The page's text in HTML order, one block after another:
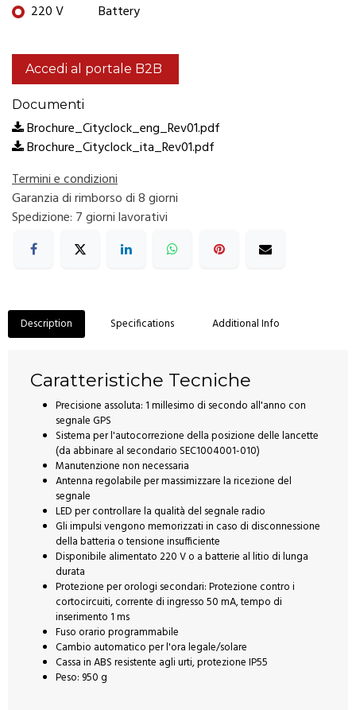
220 V Battery
Accedi al portale B2B
Documenti
Brochure_Cityclock_eng_Rev01.pdf
Brochure_Cityclock_ita_Rev01.pdf
Termini e condizioni
Garanzia di rimborso di 8 giorni
Spedizione: 7 giorni lavorativi
Description Specifications Additional Info
Caratteristiche Tecniche
Precisione assoluta: 1 millesimo di secondo all'anno con
segnale GPS
Sistema per l'autocorrezione della posizione delle lancette
(da abbinare al secondario SEC1004001-010)
Manutenzione non necessaria
Antenna regolabile per massimizzare la ricezione del
segnale
LED per controllare la qualità del segnale radio
Gli impulsi vengono memorizzati in caso di disconnessione
della batteria o tensione insufficiente
Disponibile alimentato 220 V o a batterie al litio di lunga
durata
Protezione per orologi secondari: Protezione contro i
cortocircuiti, corrente di ingresso 50 mA, tempo di
inserimento 1 ms
Fuso orario programmabile
Cambio automatico per l'ora legale/solare
Cassa in ABS resistente agli urti, protezione IP55
Peso: 950 g